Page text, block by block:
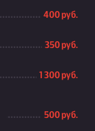
400 руб.
350 руб.
1 300 руб.
500 руб.